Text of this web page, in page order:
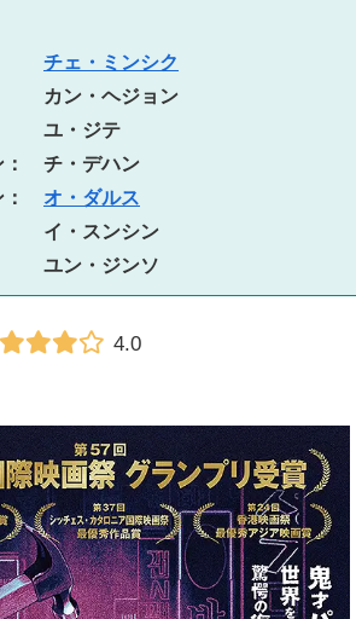
チェ・ミンシク
　　カン・ヘジョン
　ユ・ジテ
：　チ・デハン
： オ・ダルス
　　イ・スンシン
　ユン・ジンソ
4.0